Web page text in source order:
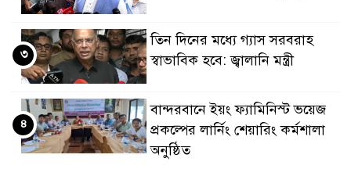
তিন দিনের মধ্যে গ্যাস সরবরাহ
স্বাভাবিক হবে: জ্বালানি মন্ত্রী
৩
বান্দরবানে ইয়ং ফ্যামিনিস্ট ভয়েজ
প্রকল্পের লার্নিং শেয়ারিং কর্মশালা
অনুষ্ঠিত
৪